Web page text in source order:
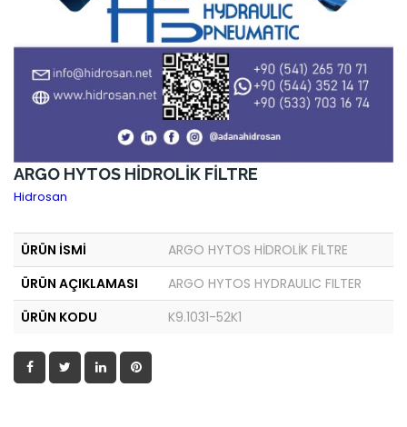
ARGO HYTOS HİDROLİK FİLTRE
Hidrosan
ÜRÜN İSMİ
ARGO HYTOS HİDROLİK FİLTRE
ÜRÜN AÇIKLAMASI
ARGO HYTOS HYDRAULIC FILTER
ÜRÜN KODU
K9.1031-52K1